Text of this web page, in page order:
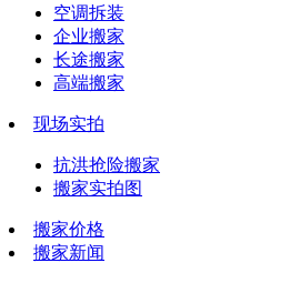
空调拆装
企业搬家
长途搬家
高端搬家
现场实拍
抗洪抢险搬家
搬家实拍图
搬家价格
搬家新闻